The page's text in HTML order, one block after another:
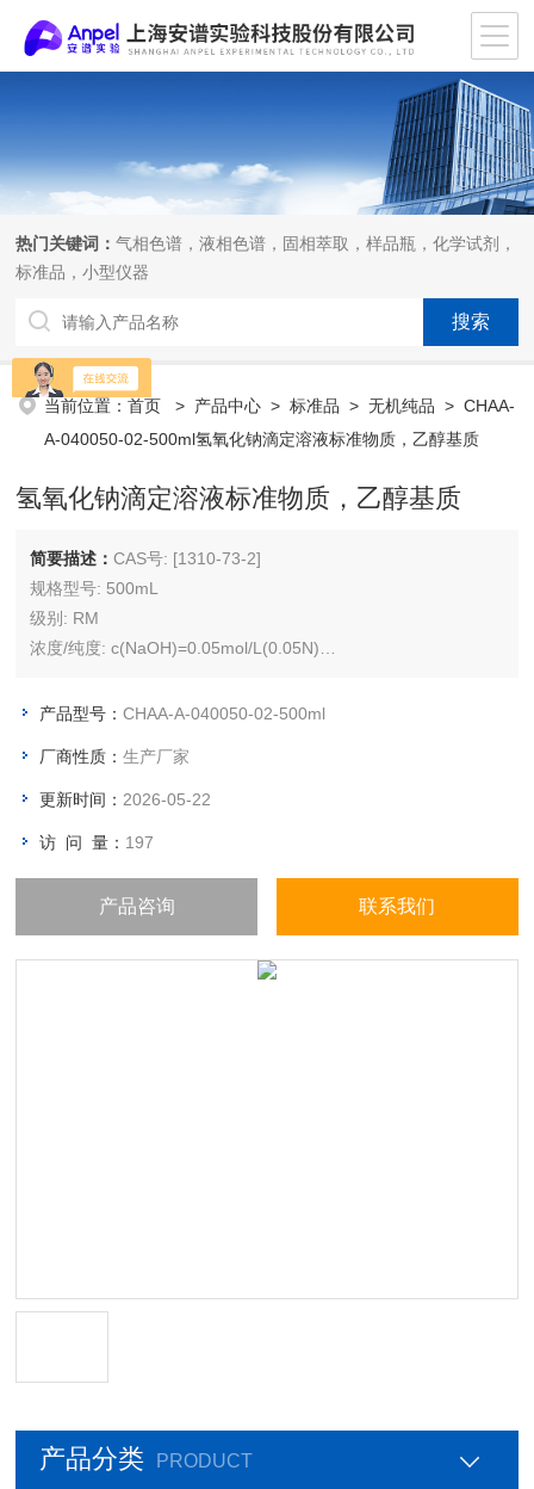
热门关键词：气相色谱，液相色谱，固相萃取，样品瓶，化学试剂，
标准品，小型仪器
当前位置：首页 > 产品中心 >标准品 >无机纯品 > CHAA-
A-040050-02-500ml氢氧化钠滴定溶液标准物质，乙醇基质
氢氧化钠滴定溶液标准物质，乙醇基质
简要描述：CAS号: [1310-73-2]
规格型号: 500mL
级别: RM
浓度/纯度: c(NaOH)=0.05mol/L(0.05N)
产品型号：CHAA-A-040050-02-500ml
厂商性质：生产厂家
更新时间： 2026-05-22
访 问 量： 197
产品咨询 联系我们
产品分类 PRODUCT